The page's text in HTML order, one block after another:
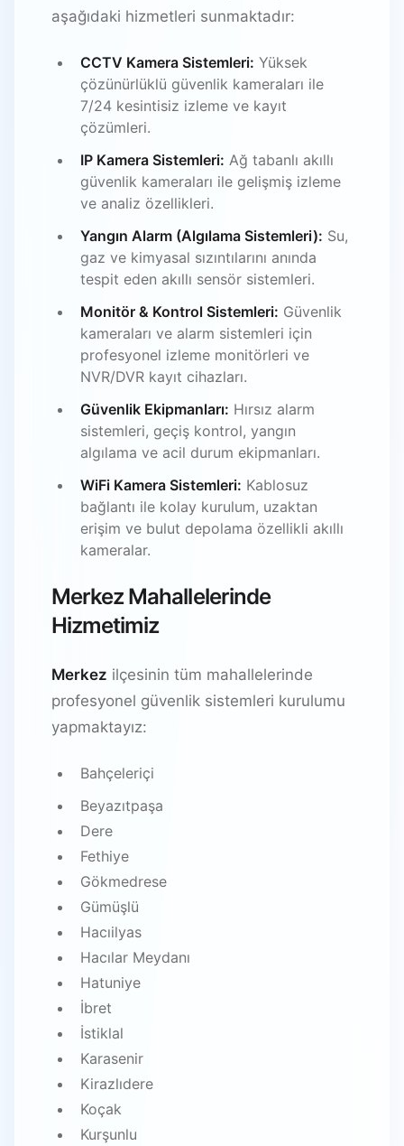
aşağıdaki hizmetleri sunmaktadır:
CCTV Kamera Sistemleri: Yüksek
çözünürlüklü güvenlik kameraları ile
7/24 kesintisiz izleme ve kayıt
çözümleri.
IP Kamera Sistemleri: Ağ tabanlı akıllı
güvenlik kameraları ile gelişmiş izleme
ve analiz özellikleri.
Yangın Alarm (Algılama Sistemleri): Su,
gaz ve kimyasal sızıntılarını anında
tespit eden akıllı sensör sistemleri.
Monitör & Kontrol Sistemleri: Güvenlik
kameraları ve alarm sistemleri için
profesyonel izleme monitörleri ve
NVR/DVR kayıt cihazları.
Güvenlik Ekipmanları: Hırsız alarm
sistemleri, geçiş kontrol, yangın
algılama ve acil durum ekipmanları.
WiFi Kamera Sistemleri: Kablosuz
bağlantı ile kolay kurulum, uzaktan
erişim ve bulut depolama özellikli akıllı
kameralar.
Merkez Mahallelerinde
Hizmetimiz
Merkez ilçesinin tüm mahallelerinde
profesyonel güvenlik sistemleri kurulumu
yapmaktayız:
Bahçeleriçi
Beyazıtpaşa
Dere
Fethiye
Gökmedrese
Gümüşlü
Hacıilyas
Hacılar Meydanı
Hatuniye
İbret
İstiklal
Karasenir
Kirazlıdere
Koçak
Kurşunlu